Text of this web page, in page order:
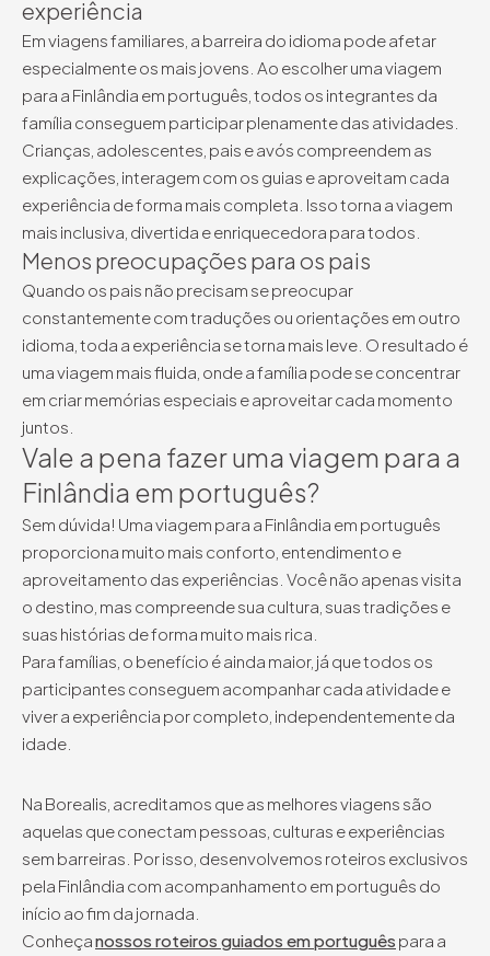
experiência
Em viagens familiares, a barreira do idioma pode afetar
especialmente os mais jovens. Ao escolher uma viagem
para a Finlândia em português, todos os integrantes da
família conseguem participar plenamente das atividades.
Crianças, adolescentes, pais e avós compreendem as
explicações, interagem com os guias e aproveitam cada
experiência de forma mais completa. Isso torna a viagem
mais inclusiva, divertida e enriquecedora para todos.
Menos preocupações para os pais
Quando os pais não precisam se preocupar
constantemente com traduções ou orientações em outro
idioma, toda a experiência se torna mais leve. O resultado é
uma viagem mais fluida, onde a família pode se concentrar
em criar memórias especiais e aproveitar cada momento
juntos.
Vale a pena fazer uma viagem para a
Finlândia em português?
Sem dúvida! Uma viagem para a Finlândia em português
proporciona muito mais conforto, entendimento e
aproveitamento das experiências. Você não apenas visita
o destino, mas compreende sua cultura, suas tradições e
suas histórias de forma muito mais rica.
Para famílias, o benefício é ainda maior, já que todos os
participantes conseguem acompanhar cada atividade e
viver a experiência por completo, independentemente da
idade.
Na Borealis, acreditamos que as melhores viagens são
aquelas que conectam pessoas, culturas e experiências
sem barreiras. Por isso, desenvolvemos roteiros exclusivos
pela Finlândia com acompanhamento em português do
início ao fim da jornada.
Conheçanossos roteiros guiados em português para a